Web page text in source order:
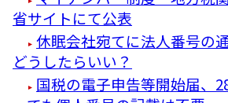
省サイトにて公表
休眠会社宛てに法人番号の
どうしたらいい？
国税の電子申告等開始届、